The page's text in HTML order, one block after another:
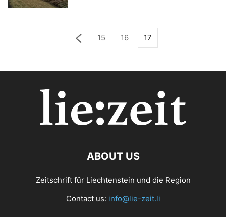
15 16 17
ABOUT US
Zeitschrift für Liechtenstein und die Region
Contact us: info@lie-zeit.li